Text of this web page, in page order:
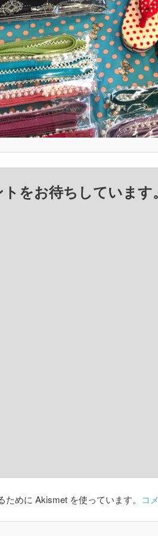
をお待ちしています。
めに Akismet を使っています。 コ